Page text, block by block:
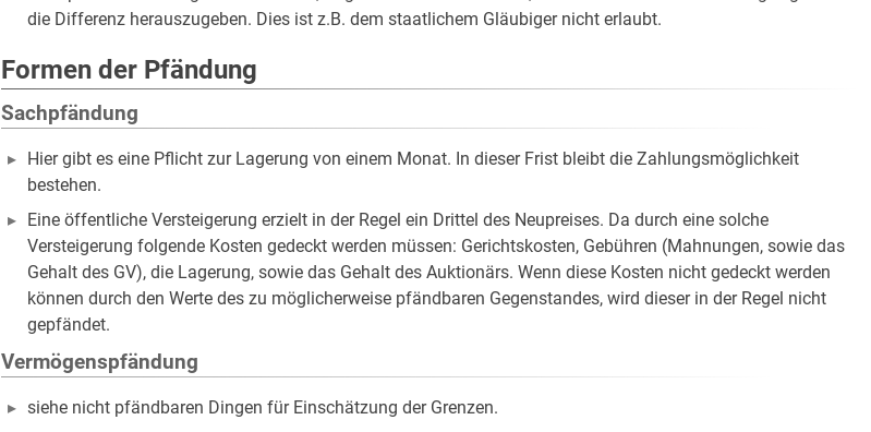
die Differenz herauszugeben. Dies ist z.B. dem staatlichem Gläubiger nicht erlaubt.
Formen der Pfändung
Sachpfändung
Hier gibt es eine Pflicht zur Lagerung von einem Monat. In dieser Frist bleibt die Zahlungsmöglichkeit
bestehen.
Eine öffentliche Versteigerung erzielt in der Regel ein Drittel des Neupreises. Da durch eine solche
Versteigerung folgende Kosten gedeckt werden müssen: Gerichtskosten, Gebühren (Mahnungen, sowie das
Gehalt des GV), die Lagerung, sowie das Gehalt des Auktionärs. Wenn diese Kosten nicht gedeckt werden
können durch den Werte des zu möglicherweise pfändbaren Gegenstandes, wird dieser in der Regel nicht
gepfändet.
Vermögenspfändung
siehe nicht pfändbaren Dingen für Einschätzung der Grenzen.